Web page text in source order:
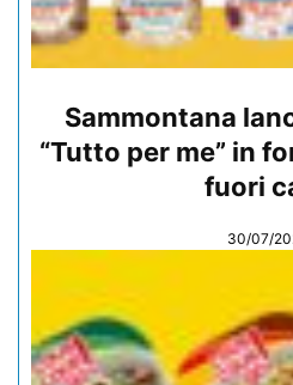
Sammontana
“Tutto per me” in
fuori
30/07/